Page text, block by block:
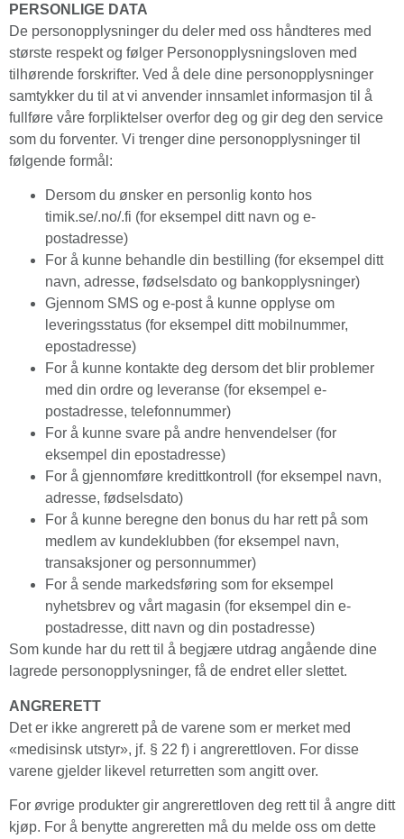
PERSONLIGE DATA
De personopplysninger du deler med oss håndteres med
største respekt og følger Personopplysningsloven med
tilhørende forskrifter. Ved å dele dine personopplysninger
samtykker du til at vi anvender innsamlet informasjon til å
fullføre våre forpliktelser overfor deg og gir deg den service
som du forventer. Vi trenger dine personopplysninger til
følgende formål:
Dersom du ønsker en personlig konto hos
timik.se/.no/.fi (for eksempel ditt navn og e-
postadresse)
For å kunne behandle din bestilling (for eksempel ditt
navn, adresse, fødselsdato og bankopplysninger)
Gjennom SMS og e-post å kunne opplyse om
leveringsstatus (for eksempel ditt mobilnummer,
epostadresse)
For å kunne kontakte deg dersom det blir problemer
med din ordre og leveranse (for eksempel e-
postadresse, telefonnummer)
For å kunne svare på andre henvendelser (for
eksempel din epostadresse)
For å gjennomføre kredittkontroll (for eksempel navn,
adresse, fødselsdato)
For å kunne beregne den bonus du har rett på som
medlem av kundeklubben (for eksempel navn,
transaksjoner og personnummer)
For å sende markedsføring som for eksempel
nyhetsbrev og vårt magasin (for eksempel din e-
postadresse, ditt navn og din postadresse)
Som kunde har du rett til å begjære utdrag angående dine
lagrede personopplysninger, få de endret eller slettet.
ANGRERETT
Det er ikke angrerett på de varene som er merket med
«medisinsk utstyr», jf. § 22 f) i angrerett­loven. For disse
varene gjelder likevel returretten som angitt over.
For øvrige produkter gir angrerettloven deg rett til å angre ditt
kjøp. For å benytte angreretten må du melde oss om dette